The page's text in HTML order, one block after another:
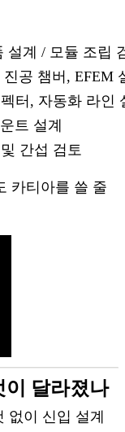
설계 / 모듈 조립
공 챔버, EFEM
터, 자동화 라인
트 설계
간섭 검토
카티아를 쓸 줄
이 달라졌나
없이 신입 설계